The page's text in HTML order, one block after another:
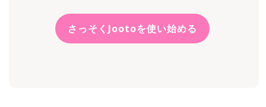
さっそくJootoを使い始める